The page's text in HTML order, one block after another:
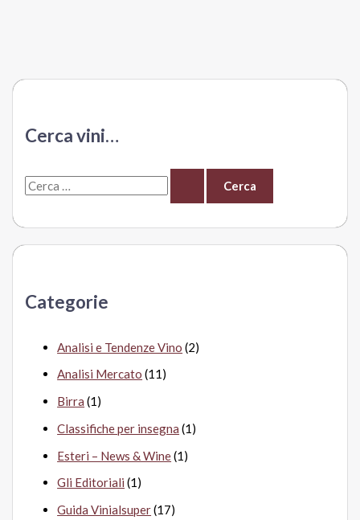
il
miracolo
lievitazione
Cerca vini…
C
r
:Categorie
Analisi e Tendenze Vino (2)
Analisi Mercato (11)
Birra (1)
Classifiche per insegna (1)
Esteri – News & Wine(1)
Gli Editoriali (1)
Guida Vinialsuper(17)